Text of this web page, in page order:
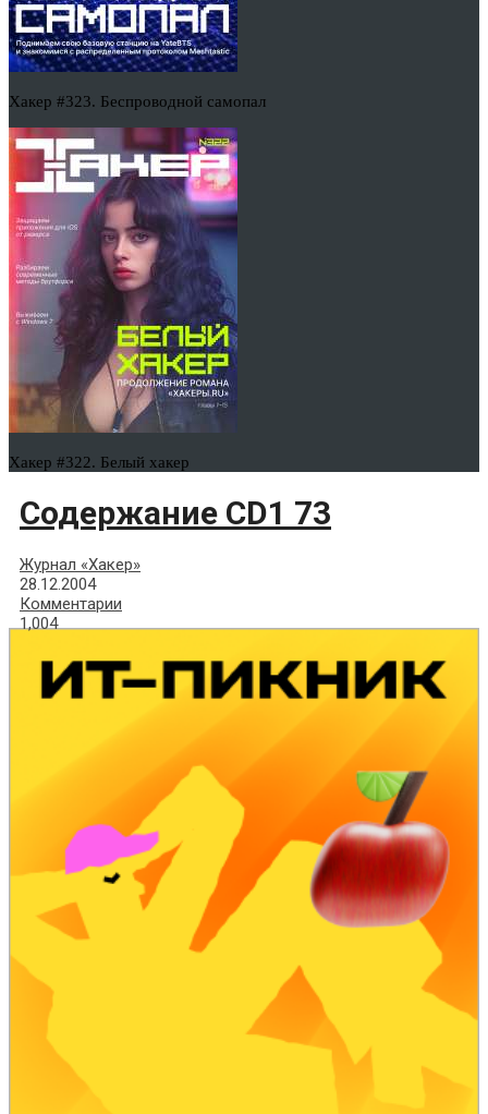
Хакер #323. Беспроводной самопал
Хакер #322. Белый хакер
Содержание CD1 73
Журнал «Хакер»
28.12.2004
Комментарии
1,004